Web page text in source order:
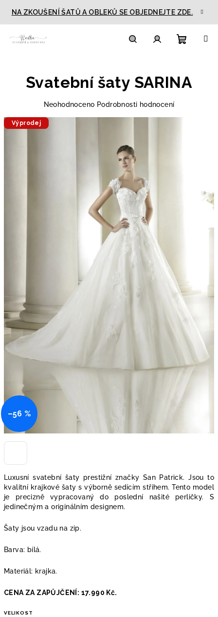
obsah
NA ZKOUŠENÍ ŠATŮ A OBLEKŮ SE OBJEDNEJTE ZDE.
košík
Luxusní svatební šaty prestižní značky San Patrick. Jsou to
kvalitní krajkové šaty s výborně sedícím střihem. Tento model
je precizně vypracovaný do poslední našité perličky. S
jedinečným a originálním designem.
Šaty jsou vzadu na zip.
Barva: bílá.
Materiál: krajka.
CENA ZA ZAPŮJČENÍ: 17.990 Kč.
VELIKOST
Svatební šaty SARINA
Průměrné
Neohodnoceno Podrobnosti hodnocení
Výprodej
–56 %